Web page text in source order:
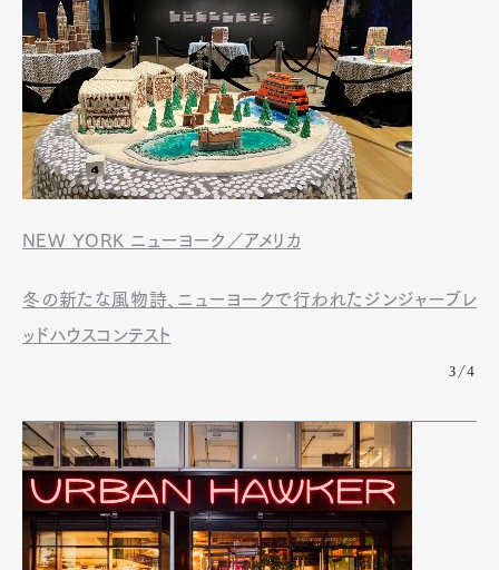
NEW YORK ニューヨーク／アメリカ
冬の新たな風物詩、ニューヨークで行われたジンジャーブレ
ッドハウスコンテスト
3/4